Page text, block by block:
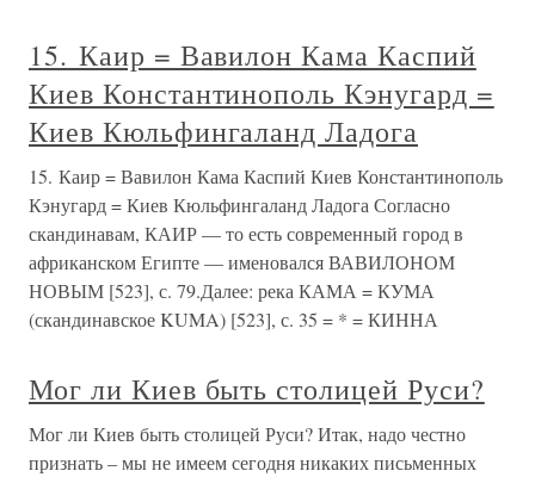
15. Каир = Вавилон Кама Каспий
Киев Константинополь Кэнугард =
Киев Кюльфингаланд Ладога
15. Каир = Вавилон Кама Каспий Киев Константинополь
Кэнугард = Киев Кюльфингаланд Ладога Согласно
скандинавам, КАИР — то есть современный город в
африканском Египте — именовался ВАВИЛОНОМ
НОВЫМ [523], с. 79.Далее: река КАМА = КУМА
(скандинавское KUMA) [523], с. 35 = * = КИННА
Мог ли Киев быть столицей Руси?
Мог ли Киев быть столицей Руси? Итак, надо честно
признать – мы не имеем сегодня никаких письменных